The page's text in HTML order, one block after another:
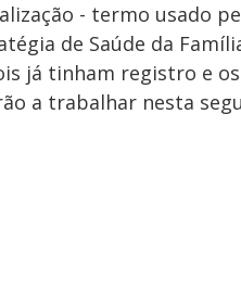
- termo usado
de Saúde da
já tinham registro e
a trabalhar nesta